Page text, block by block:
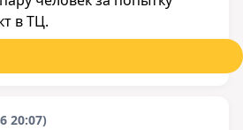
в ТЦ.
20:07)